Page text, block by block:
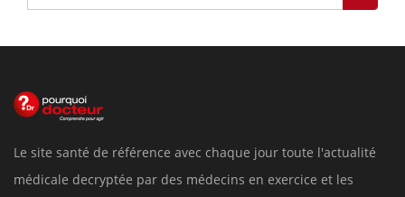
Le site santé de référence avec chaque jour toute l'actualité
médicale decryptée par des médecins en exercice et les